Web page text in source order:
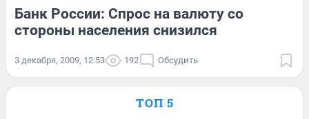
Банк России: Спрос на валюту со
стороны населения снизился
3 декабря, 2009, 12:53 192 Обсудить
ТОП 5